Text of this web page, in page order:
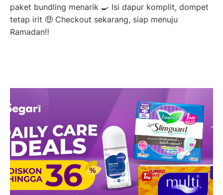
paket bundling menarik 🍳 Isi dapur komplit, dompet
tetap irit 🤑 Checkout sekarang, siap menuju
Ramadan‼️